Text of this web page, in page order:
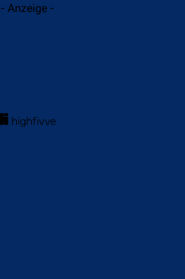
- Anzeige -